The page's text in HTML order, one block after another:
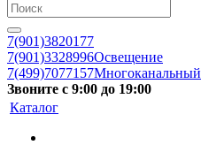
7(901)3820177
7(901)3328996Освещение
7(499)7077157Многоканальный
Звоните с 9:00 до 19:00
Каталог